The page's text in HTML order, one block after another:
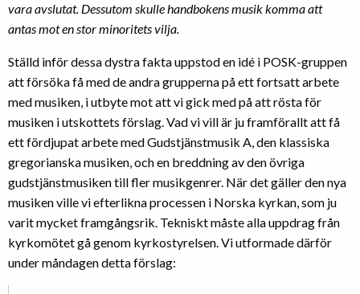
vara avslutat. Dessutom skulle handbokens musik komma att
antas mot en stor minoritets vilja.
Ställd inför dessa dystra fakta uppstod en idé i POSK-gruppen
att försöka få med de andra grupperna på ett fortsatt arbete
med musiken, i utbyte mot att vi gick med på att rösta för
musiken i utskottets förslag. Vad vi vill är ju framförallt att få
ett fördjupat arbete med Gudstjänstmusik A, den klassiska
gregorianska musiken, och en breddning av den övriga
gudstjänstmusiken till fler musikgenrer. När det gäller den nya
musiken ville vi efterlikna processen i Norska kyrkan, som ju
varit mycket framgångsrik. Tekniskt måste alla uppdrag från
kyrkomötet gå genom kyrkostyrelsen. Vi utformade därför
under måndagen detta förslag: